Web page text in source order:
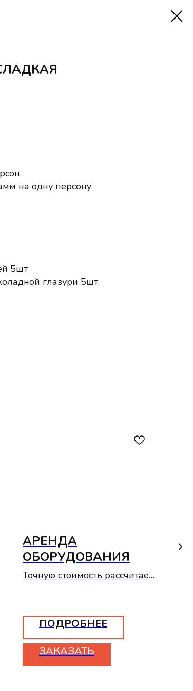
на одну персону.
5шт
глазури 5шт
АРЕНДА
ОБОРУДОВАНИЯ
Точную стоимость рассчитает
ПОДРОБНЕЕ
ЗАКАЗАТЬ